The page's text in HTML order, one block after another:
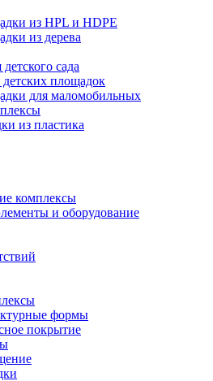
из HPL и HDPE
из дерева
сада
площадок
для маломобильных
из пластика
комплексы
и оборудование
формы
покрытие